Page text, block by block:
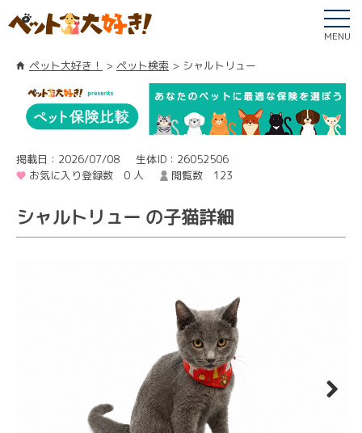
MENU
ペット大好き！ ペット検索 シャルトリュー
掲載日：2026/07/08
生体ID：26052506
お気に入り登録数 0 人
閲覧数 123
シャルトリュー の子猫詳細